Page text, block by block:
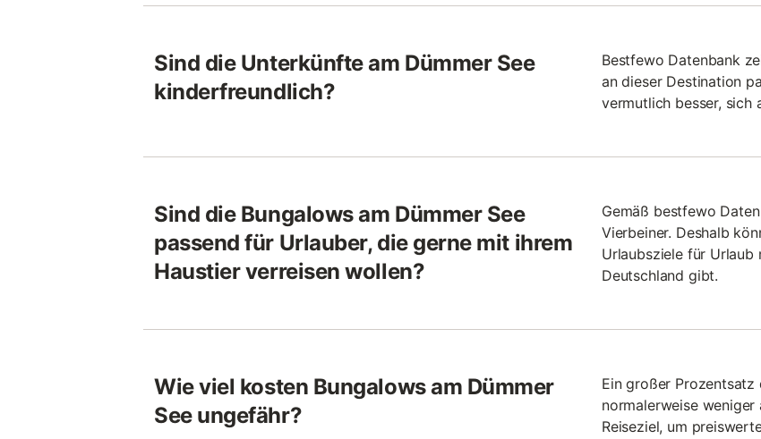
Sind die Unterkünfte am Dümmer See
kinderfreundlich?
Bestfewo Datenbank
an dieser Destination
vermutlich besser, sich
Sind die Bungalows am Dümmer See
passend für Urlauber, die gerne mit ihrem
Haustier verreisen wollen?
Gemäß bestfewo
Vierbeiner. Deshalb
Urlaubsziele für Urlaub
Deutschland gibt.
Wie viel kosten Bungalows am Dümmer
See ungefähr?
Ein großer Prozentsatz
normalerweise
Reiseziel, um